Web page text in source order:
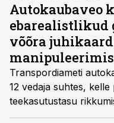
Autokaubaveo
võõra
Transpordiameti
12 vedaja suhtes,
teekasutustasu
rikkumised. Enam kui